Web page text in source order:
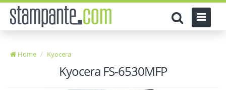
Home Kyocera
Kyocera FS-6530MFP